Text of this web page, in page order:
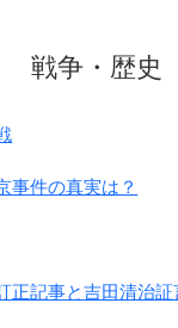
に作戦の内容を細か
である。
中隊陣中日誌
ン～タムピン道両側
人は老若男女を問わず
戦争・歴史
事件の真実は？
正記事と吉田清治証